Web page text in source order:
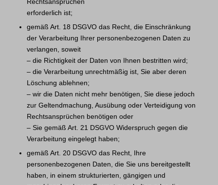
erforderlich ist;
gemäß Art. 18 DSGVO das Recht, die Einschränkung
der Verarbeitung Ihrer personenbezogenen Daten zu
verlangen, soweit
– die Richtigkeit der Daten von Ihnen bestritten wird;
– die Verarbeitung unrechtmäßig ist, Sie aber deren
Löschung ablehnen;
– wir die Daten nicht mehr benötigen, Sie diese jedoch
zur Geltendmachung, Ausübung oder Verteidigung von
Rechtsansprüchen benötigen oder
– Sie gemäß Art. 21 DSGVO Widerspruch gegen die
Verarbeitung eingelegt haben;
gemäß Art. 20 DSGVO das Recht, Ihre
personenbezogenen Daten, die Sie uns bereitgestellt
haben, in einem strukturierten, gängigen und